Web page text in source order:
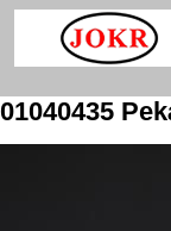
01040435